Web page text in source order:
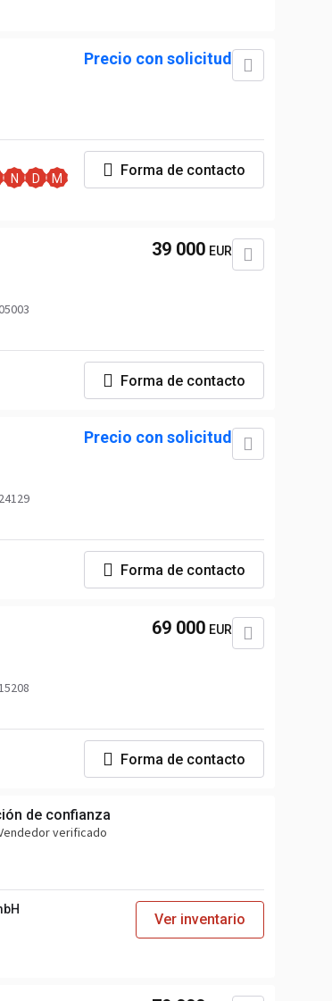
Precio con solicitud
N D
M
Forma de contacto
39 000 EUR
Forma de contacto
Precio con solicitud
Forma de contacto
69 000 EUR
Forma de contacto
de confianza
verificado
Ver inventario